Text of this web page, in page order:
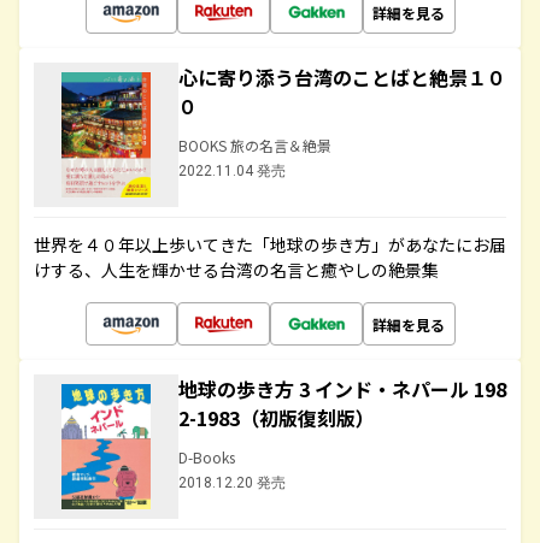
詳細を見る
心に寄り添う台湾のことばと絶景１０
０
BOOKS 旅の名言＆絶景
2022.11.04 発売
世界を４０年以上歩いてきた「地球の歩き方」があなたにお届
けする、人生を輝かせる台湾の名言と癒やしの絶景集
詳細を見る
地球の歩き方 3 インド・ネパール 198
2-1983（初版復刻版）
D-Books
2018.12.20 発売